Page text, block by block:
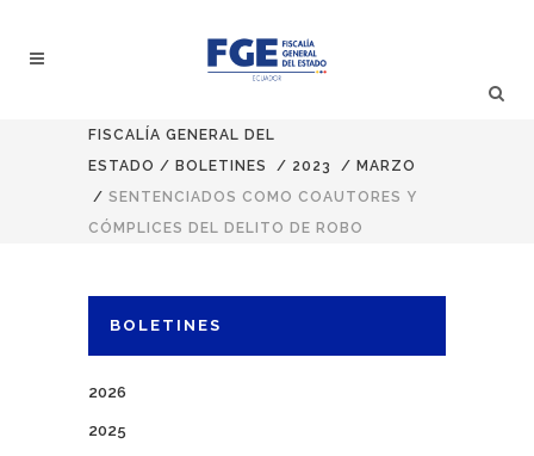
FISCALÍA GENERAL DEL
ESTADO / BOLETINES / 2023 / MARZO
/ SENTENCIADOS COMO COAUTORES Y
CÓMPLICES DEL DELITO DE ROBO
BOLETINES
2026
2025